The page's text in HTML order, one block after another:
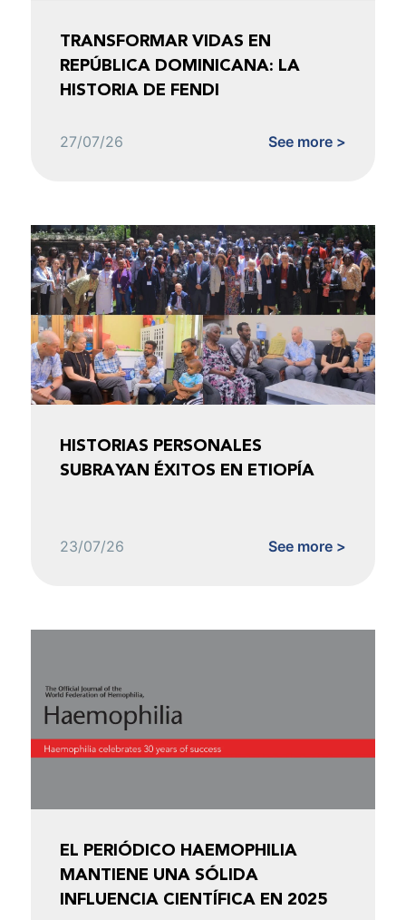
TRANSFORMAR VIDAS EN
REPÚBLICA DOMINICANA: LA
HISTORIA DE FENDI
27/07/26 See more >
HISTORIAS PERSONALES
SUBRAYAN ÉXITOS EN ETIOPÍA
23/07/26 See more >
EL PERIÓDICO HAEMOPHILIA
MANTIENE UNA SÓLIDA
INFLUENCIA CIENTÍFICA EN 2025